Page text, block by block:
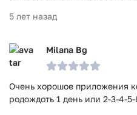
5 лет назад
Milana Bg
Очень хорошое приложения
родождоть 1 день или 2-3-4-5-